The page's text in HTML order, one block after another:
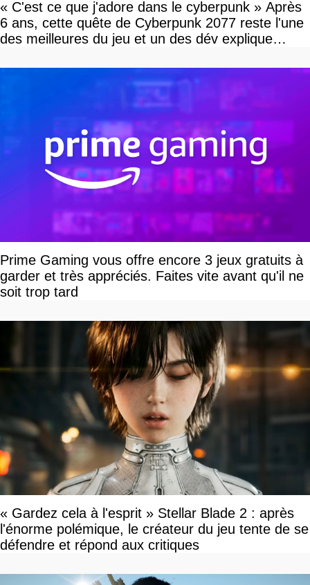
« C'est ce que j'adore dans le cyberpunk » Après
6 ans, cette quête de Cyberpunk 2077 reste l'une
des meilleures du jeu et un des dév explique
Prime Gaming vous offre encore 3 jeux gratuits à
garder et très appréciés. Faites vite avant qu'il ne
soit trop tard
« Gardez cela à l'esprit » Stellar Blade 2 : après
l'énorme polémique, le créateur du jeu tente de se
défendre et répond aux critiques